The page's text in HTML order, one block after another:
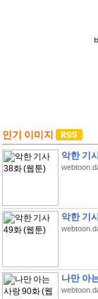
인기 이미지
악한 기
악한 기
나만 아